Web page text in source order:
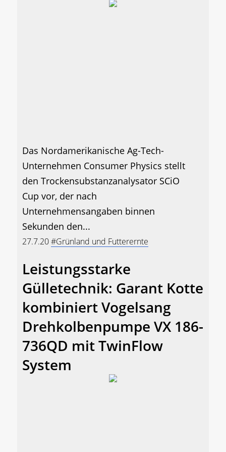
Das Nordamerikanische Ag-Tech-
Unternehmen Consumer Physics stellt
den Trockensubstanzanalysator SCiO
Cup vor, der nach
Unternehmensangaben binnen
Sekunden den...
27.7.20#Grünland und Futterernte
Leistungsstarke
Gülletechnik: Garant Kotte
kombiniert Vogelsang
Drehkolbenpumpe VX 186-
736QD mit TwinFlow
System